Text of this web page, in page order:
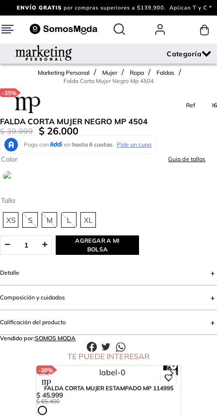
Marketing Personal Mujer Ropa
Faldas
Falda Corta Mujer Negro Mp 4504
-35%
Ref.
716506
FALDA CORTA MUJER NEGRO MP 4504
$ 39.999 $ 26.000
Talla
XS S M L XL
Color Guia de tallas
AGREGAR A MI
BOLSA
Detalle
Composición y cuidados
Calificación del producto
Vendido por:SOMOS MODA
TE PUEDE INTERESAR
-30%
FALDA CORTA MUJER ESTAMPADO MP 114995
$ 45.999
$ 65.400